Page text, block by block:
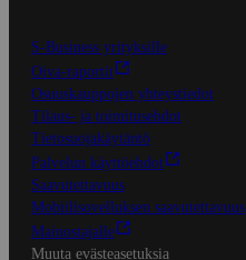
S-Business yrityksille
Oiva-raportit
Osuuskauppojen yhteystiedot
Tilaus- ja toimitusehdot
Tietosuojakäytäntö
Palvelun käyttöehdot
Saavutettavuus
Mobiilisovelluksen saavutettavuus
Mainostajalle
Muuta evästeasetuksia